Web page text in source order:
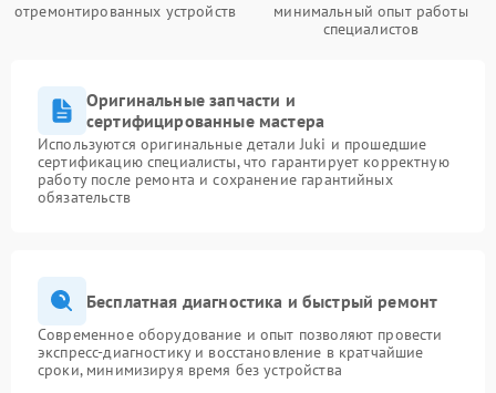
отремонтированных устройств
минимальный опыт работы
специалистов
Оригинальные запчасти и
сертифицированные мастера
Используются оригинальные детали Juki и прошедшие
сертификацию специалисты, что гарантирует корректную
работу после ремонта и сохранение гарантийных
обязательств
Бесплатная диагностика и быстрый ремонт
Современное оборудование и опыт позволяют провести
экспресс-диагностику и восстановление в кратчайшие
сроки, минимизируя время без устройства